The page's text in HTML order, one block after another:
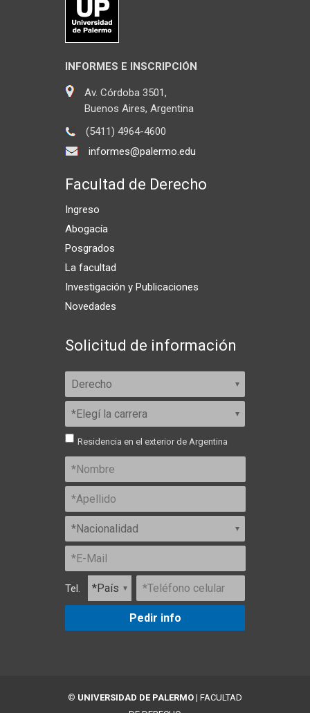
INFORMES E INSCRIPCIÓN
Av. Córdoba 3501,
Buenos Aires, Argentina
(5411) 4964-4600
informes@palermo.edu
Facultad de Derecho
Ingreso
Abogacía
Posgrados
La facultad
Investigación y Publicaciones
Novedades
Solicitud de información
Residencia en el exterior de Argentina
Tel.
Pedir info
© UNIVERSIDAD DE PALERMO | FACULTAD